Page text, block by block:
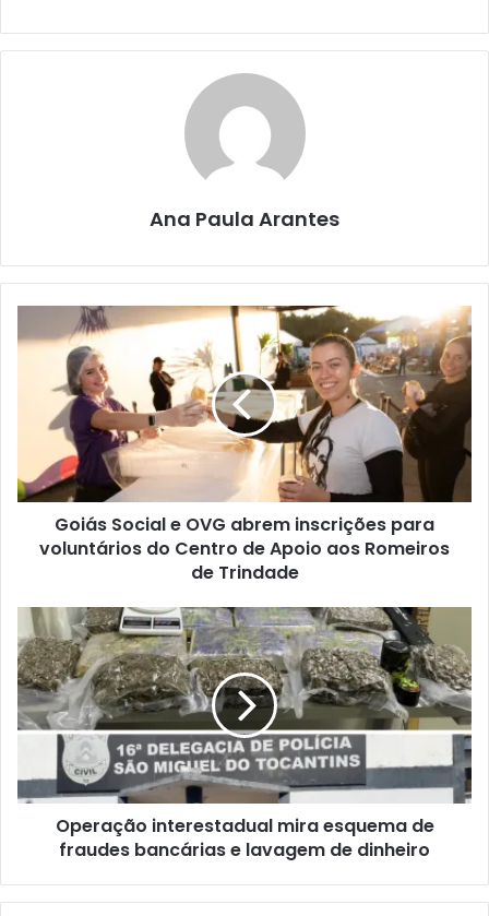
Ana Paula Arantes
Goiás Social e OVG abrem inscrições para
voluntários do Centro de Apoio aos Romeiros
de Trindade
Operação interestadual mira esquema de
fraudes bancárias e lavagem de dinheiro